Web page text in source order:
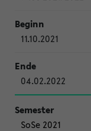
11.10.2021
04.02.2022
SoSe 2021